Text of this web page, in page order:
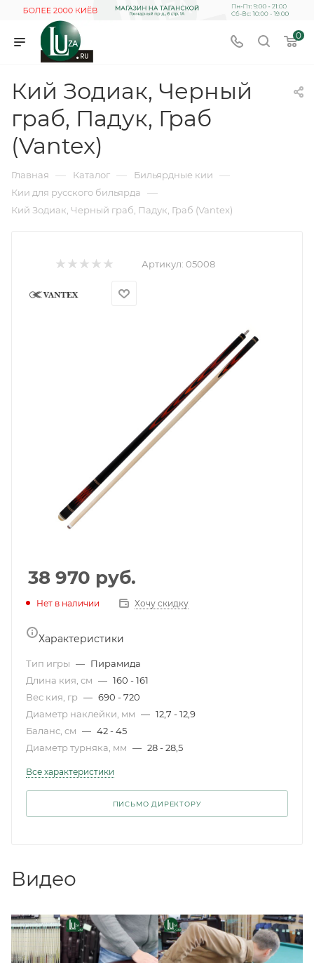
0
Кий Зодиак, Черный
граб, Падук, Граб
(Vantex)
Главная — Каталог — Бильярдные кии —
Кии для русского бильярда —
Кий Зодиак, Черный граб, Падук, Граб (Vantex)
Артикул: 05008
38 970 руб.
Нет в наличии Хочу скидку
Характеристики
Тип игры — Пирамида
Длина кия, см — 160 - 161
Вес кия, гр — 690 - 720
Диаметр наклейки, мм — 12,7 - 12,9
Баланс, см — 42 - 45
Диаметр турняка, мм — 28 - 28,5
Все характеристики
ПИСЬМО ДИРЕКТОРУ
Видео